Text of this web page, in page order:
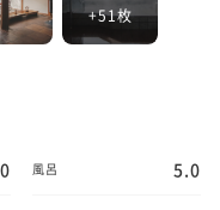
+51枚
風呂 5.0